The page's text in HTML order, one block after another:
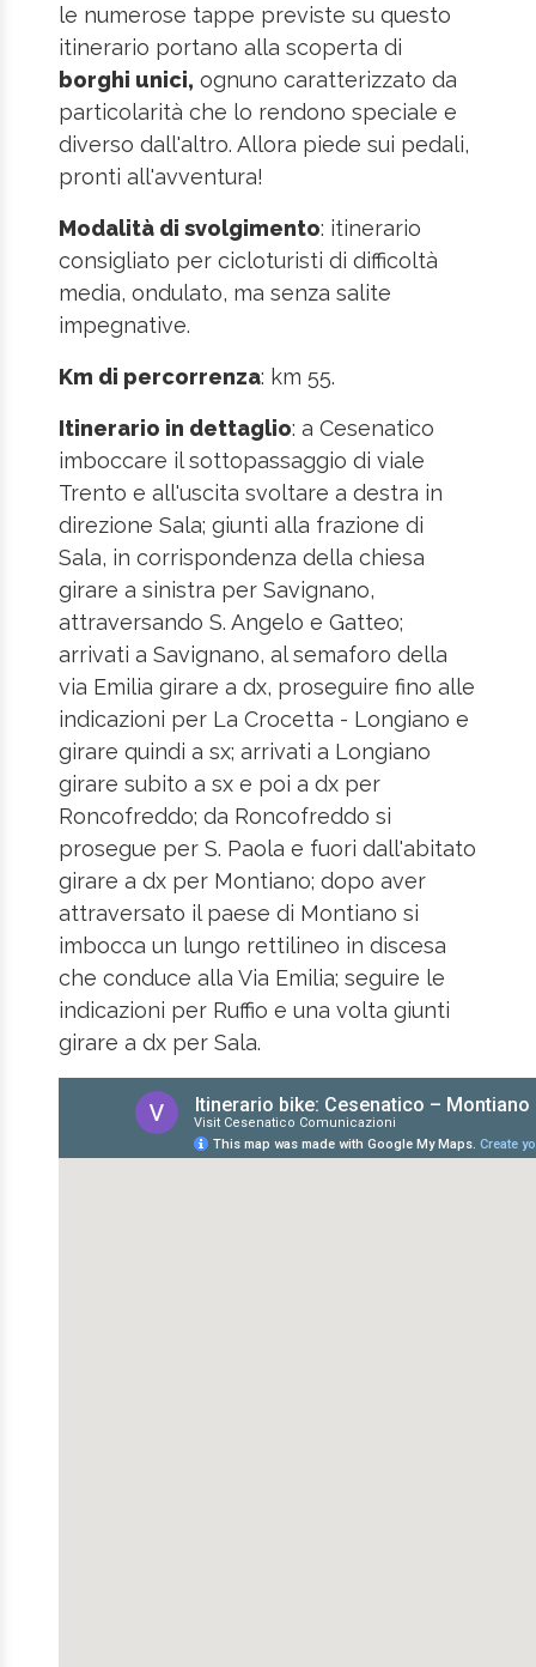
le numerose tappe previste su questo
itinerario portano alla scoperta di
borghi unici, ognuno caratterizzato da
particolarità che lo rendono speciale e
diverso dall'altro. Allora piede sui pedali,
pronti all'avventura!
Modalità di svolgimento: itinerario
consigliato per cicloturisti di difficoltà
media, ondulato, ma senza salite
impegnative.
Km di percorrenza: km 55.
Itinerario in dettaglio: a Cesenatico
imboccare il sottopassaggio di viale
Trento e all'uscita svoltare a destra in
direzione Sala; giunti alla frazione di
Sala, in corrispondenza della chiesa
girare a sinistra per Savignano,
attraversando S. Angelo e Gatteo;
arrivati a Savignano, al semaforo della
via Emilia girare a dx, proseguire fino alle
indicazioni per La Crocetta - Longiano e
girare quindi a sx; arrivati a Longiano
girare subito a sx e poi a dx per
Roncofreddo; da Roncofreddo si
prosegue per S. Paola e fuori dall'abitato
girare a dx per Montiano; dopo aver
attraversato il paese di Montiano si
imbocca un lungo rettilineo in discesa
che conduce alla Via Emilia; seguire le
indicazioni per Ruffio e una volta giunti
girare a dx per Sala.